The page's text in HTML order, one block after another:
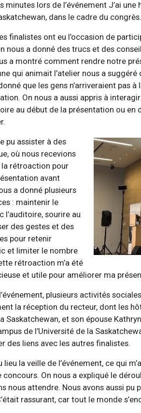
minutes lors de l’événement J’ai
dans le cadre du congrès.
finalistes ont eu l’occasion de
nous a donné des trucs et des
a montré comment rendre notre
qui animait l’atelier nous a
que les gens n’arriveraient pas
On nous a aussi appris à
au début de la présentation ou en
pu assister à des
où nous recevions
rétroaction pour
avant
a donné plusieurs
: maintenir le
l’auditoire, sourire au
des gestes et des
pour retenir
et limiter le nombre
rétroaction m’a été
et utile pour améliorer ma
plusieurs activités
la réception du recteur, dont les
Saskatchewan, et son épouse
de l’Université de la
des liens avec les autres finalistes.
la veille de l’événement, ce qui
concours. On nous a expliqué le
nous attendre. Nous avons aussi
rassurant, car tout le monde